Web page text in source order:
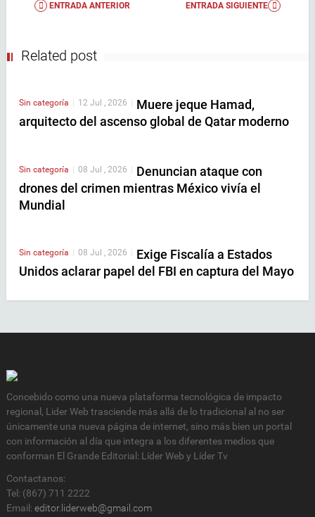
ENTRADA ANTERIOR ENTRADA SIGUIENTE
Related post
Sin categoría 12 Jul , 2026
Muere jeque Hamad,
arquitecto del ascenso global de Qatar moderno
Sin categoría | 08 Jul , 2026 | Denuncian ataque con
drones del crimen mientras México vivía el
Mundial
Sin categoría 08 Jul , 2026
Exige Fiscalía a Estados
Unidos aclarar papel del FBI en captura del Mayo
Concebido como una nueva plataforma tecnológica de impacto
regional, Lider Web trasciende más allá de lo tradicional al no ser
únicamente una nueva página de internet, sino más bien un portal
con información al día que integra a los diferentes medios que
conforman El Grande Editorial: Líder Web y Líder Tv
Contactanos:
Tel: (867) 711 2222
Email: editor.liderweb@gmail.com